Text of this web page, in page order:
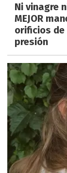
Ni vinagre
MEJOR
orificios de
presión